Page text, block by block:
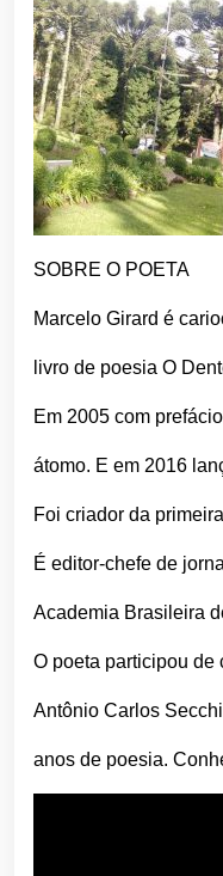
SOBRE O POETA
Marcelo Girard é
livro de poesia O
Em 2005 com
átomo. E em 2016
Foi criador da
É editor-chefe de
Academia Brasileira
O poeta participou de
Antônio Carlos
anos de poesia.